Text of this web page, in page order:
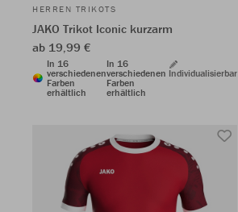
HERREN TRIKOTS
JAKO Trikot Iconic kurzarm
ab 19,99 €
In 16
verschiedenen
Farben
erhältlich
In 16
verschiedenen
Farben
erhältlich
Individualisierbar